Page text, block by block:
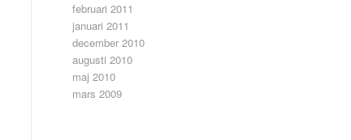
februari 2011
januari 2011
december 2010
augusti 2010
maj 2010
mars 2009